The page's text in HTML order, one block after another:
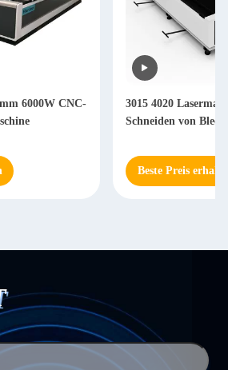
6000W CNC-
3015 4020
Schneiden von
Beste Preis